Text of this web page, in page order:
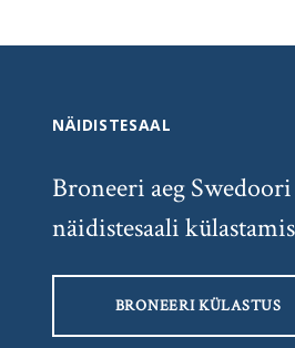
NÄIDISTESAAL
Broneeri aeg Swedoori
näidistesaali
BRONEERI KÜLASTUS